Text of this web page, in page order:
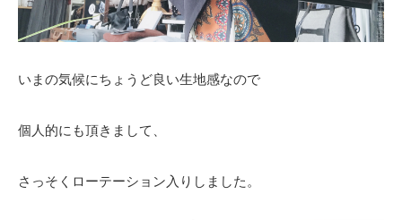
いまの気候にちょうど良い生地感なので
個人的にも頂きまして、
さっそくローテーション入りしました。